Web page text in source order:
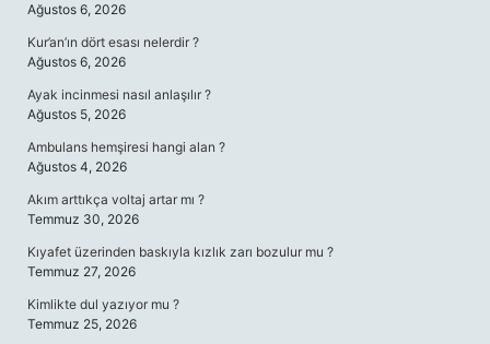
Ağustos 6, 2026
Kur’an’ın dört esası nelerdir ?
Ağustos 6, 2026
Ayak incinmesi nasıl anlaşılır ?
Ağustos 5, 2026
Ambulans hemşiresi hangi alan ?
Ağustos 4, 2026
Akım arttıkça voltaj artar mı ?
Temmuz 30, 2026
Kıyafet üzerinden baskıyla kızlık zarı bozulur mu ?
Temmuz 27, 2026
Kimlikte dul yazıyor mu ?
Temmuz 25, 2026